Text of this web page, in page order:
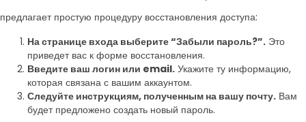
предлагает простую процедуру восстановления доступа:
На странице входа выберите “Забыли пароль?”. Это
приведет вас к форме восстановления.
Введите ваш логин или email. Укажите ту информацию,
которая связана с вашим аккаунтом.
Следуйте инструкциям, полученным на вашу почту. Вам
будет предложено создать новый пароль.